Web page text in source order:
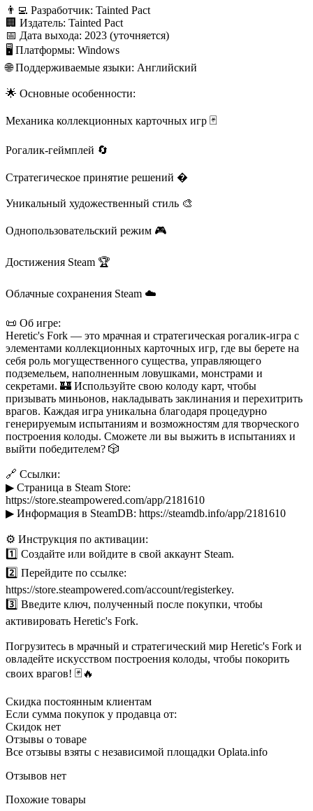
👨‍💻 Разработчик: Tainted Pact
🏢 Издатель: Tainted Pact
📅 Дата выхода: 2023 (уточняется)
🖥️ Платформы: Windows
🌐 Поддерживаемые языки: Английский
🌟 Основные особенности:
Механика коллекционных карточных игр 🃏
Рогалик-геймплей 🔄
Стратегическое принятие решений �
Уникальный художественный стиль 🎨
Однопользовательский режим 🎮
Достижения Steam 🏆
Облачные сохранения Steam ☁️
📜 Об игре:
Heretic's Fork — это мрачная и стратегическая рогалик-игра с
элементами коллекционных карточных игр, где вы берете на
себя роль могущественного существа, управляющего
подземельем, наполненным ловушками, монстрами и
секретами. 🏰 Используйте свою колоду карт, чтобы
призывать миньонов, накладывать заклинания и перехитрить
врагов. Каждая игра уникальна благодаря процедурно
генерируемым испытаниям и возможностям для творческого
построения колоды. Сможете ли вы выжить в испытаниях и
выйти победителем? 🎲
🔗 Ссылки:
▶ Страница в Steam Store:
https://store.steampowered.com/app/2181610
▶ Информация в SteamDB: https://steamdb.info/app/2181610
⚙️ Инструкция по активации:
1️⃣ Создайте или войдите в свой аккаунт Steam.
2️⃣ Перейдите по ссылке:
https://store.steampowered.com/account/registerkey.
3️⃣ Введите ключ, полученный после покупки, чтобы
активировать Heretic's Fork.
Погрузитесь в мрачный и стратегический мир Heretic's Fork и
овладейте искусством построения колоды, чтобы покорить
своих врагов! 🃏🔥
Скидка постоянным клиентам
Если сумма покупок у продавца от:
Скидок нет
Отзывы о товаре
Все отзывы взяты с независимой площадки Oplata.info
Отзывов нет
Похожие товары